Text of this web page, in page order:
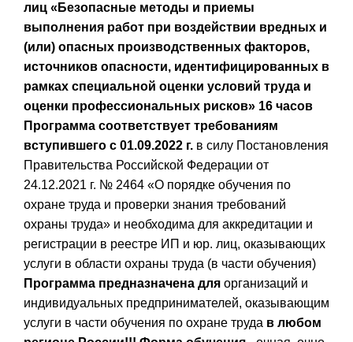
лиц «Безопасные методы и приемы
выполнения работ при воздействии вредных и
(или) опасных производственных факторов,
источников опасности, идентифицированных в
рамках специальной оценки условий труда и
оценки профессиональных рисков» 16 часов
Программа соответствует требованиям
вступившего с 01.09.2022 г. в силу Постановления
Правительства Российской Федерации от
24.12.2021 г. № 2464 «О порядке обучения по
охране труда и проверки знания требований
охраны труда» и необходима для аккредитации и
регистрации в реестре ИП и юр. лиц, оказывающих
услуги в области охраны труда (в части обучения)
Программа предназначена для организаций и
индивидуальных предпринимателей, оказывающим
услуги в части обучения по охране труда в любом